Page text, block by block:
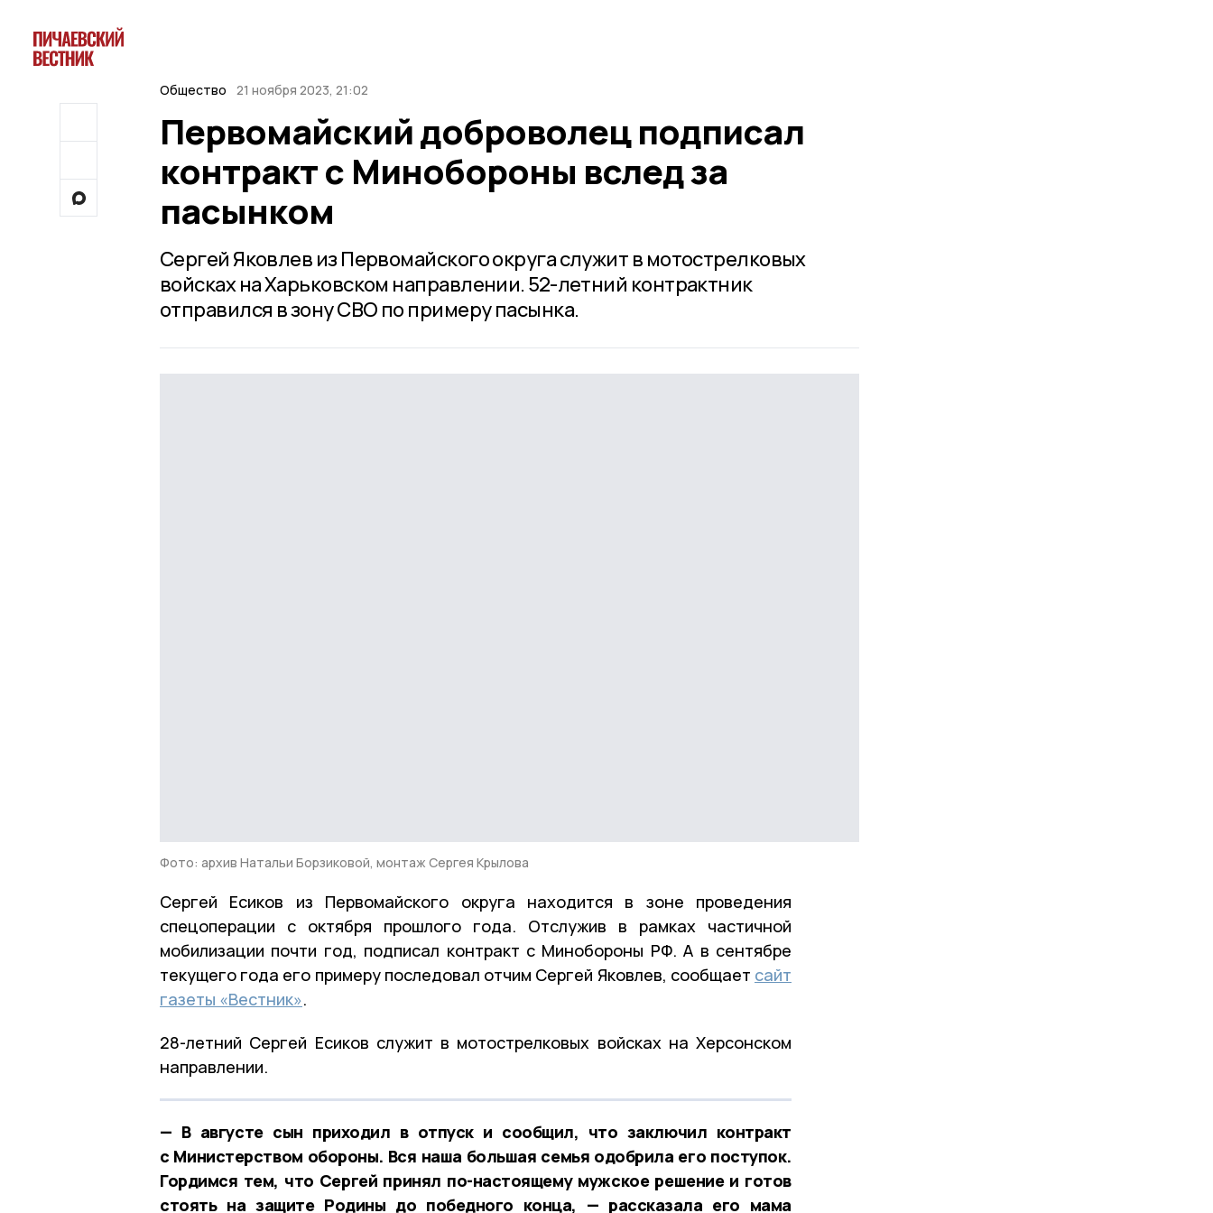
Общество 21 ноября 2023, 21:02
Первомайский доброволец подписал
контракт с Минобороны вслед за
пасынком
Сергей Яковлев из Первомайского округа служит в мотострелковых
войсках на Харьковском направлении. 52-летний контрактник
отправился в зону СВО по примеру пасынка.
Фото: архив Натальи Борзиковой, монтаж Сергея Крылова
Сергей Есиков из Первомайского округа находится в зоне проведения
спецоперации с октября прошлого года. Отслужив в рамках частичной
мобилизации почти год, подписал контракт с Минобороны РФ. А в сентябре
текущего года его примеру последовал отчим Сергей Яковлев, сообщает сайт
газеты «Вестник».
28-летний Сергей Есиков служит в мотострелковых войсках на Херсонском
направлении.
— В августе сын приходил в отпуск и сообщил, что заключил контракт
с Министерством обороны. Вся наша большая семья одобрила его поступок.
Гордимся тем, что Сергей принял по-настоящему мужское решение и готов
стоять на защите Родины до победного конца, — рассказала его мама